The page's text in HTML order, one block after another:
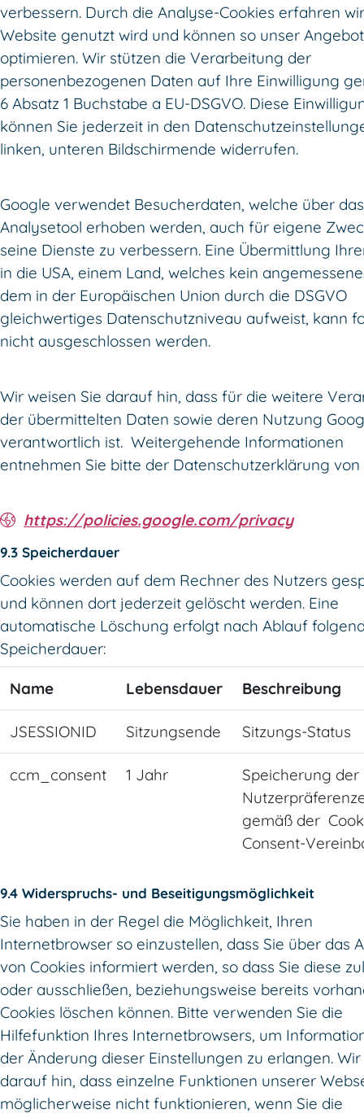
verbessern. Durch die Analyse-Cookies erfahren
Website genutzt wird und können so unser
optimieren. Wir stützen die Verarbeitung der
personenbezogenen Daten auf Ihre Einwilligung
6 Absatz 1 Buchstabe a EU-DSGVO. Diese
können Sie jederzeit in den
linken, unteren Bildschirmende widerrufen.
Google verwendet Besucherdaten, welche über das
Analysetool erhoben werden, auch für eigene
seine Dienste zu verbessern. Eine Übermittlung
in die USA, einem Land, welches kein
dem in der Europäischen Union durch die DSGVO
gleichwertiges Datenschutzniveau aufweist, kann
nicht ausgeschlossen werden.
Wir weisen Sie darauf hin, dass für die weitere
der übermittelten Daten sowie deren Nutzung
verantwortlich ist. Weitergehende Informationen
entnehmen Sie bitte der Datenschutzerklärung von
https://policies.google.com/privacy
9.3 Speicherdauer
Cookies werden auf dem Rechner des Nutzers
und können dort jederzeit gelöscht werden. Eine
automatische Löschung erfolgt nach Ablauf
Speicherdauer:
Name Lebensdauer Beschreibung
JSESSIONID Sitzungsende Sitzungs-Status
ccm_consent 1 Jahr
Speicherung der
gemäß der
Consent-
9.4 Widerspruchs- und Beseitigungsmöglichkeit
Sie haben in der Regel die Möglichkeit, Ihren
Internetbrowser so einzustellen, dass Sie über das
von Cookies informiert werden, so dass Sie diese
oder ausschließen, beziehungsweise bereits
Cookies löschen können. Bitte verwenden Sie die
Hilfefunktion Ihres Internetbrowsers, um
der Änderung dieser Einstellungen zu erlangen.
darauf hin, dass einzelne Funktionen unserer
möglicherweise nicht funktionieren, wenn Sie die